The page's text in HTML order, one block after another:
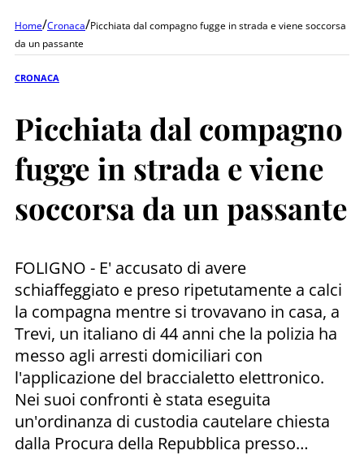
Home/Cronaca/Picchiata dal compagno fugge in strada e viene soccorsa
da un passante
CRONACA
Picchiata dal compagno
fugge in strada e viene
soccorsa da un passante
FOLIGNO - E' accusato di avere
schiaffeggiato e preso ripetutamente a calci
la compagna mentre si trovavano in casa, a
Trevi, un italiano di 44 anni che la polizia ha
messo agli arresti domiciliari con
l'applicazione del braccialetto elettronico.
Nei suoi confronti è stata eseguita
un'ordinanza di custodia cautelare chiesta
dalla Procura della Repubblica presso…